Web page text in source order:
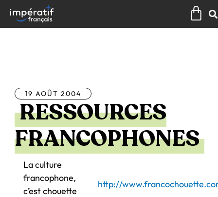
contenu
19 AOÛT 2004
RESSOURCES
FRANCOPHONES
La culture
francophone,
c’est chouette
http://